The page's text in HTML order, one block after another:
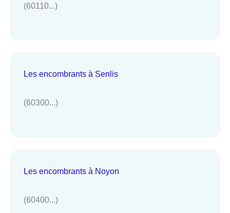
(60110...)
Les encombrants à Senlis
(60300...)
Les encombrants à Noyon
(60400...)